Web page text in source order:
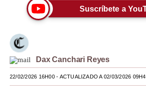
Mundo
México
España
Internacional
Suscríbete a
Dax Canchari Reyes
22/02/2026 16H00- ACTUALIZADO A 02/03/2026